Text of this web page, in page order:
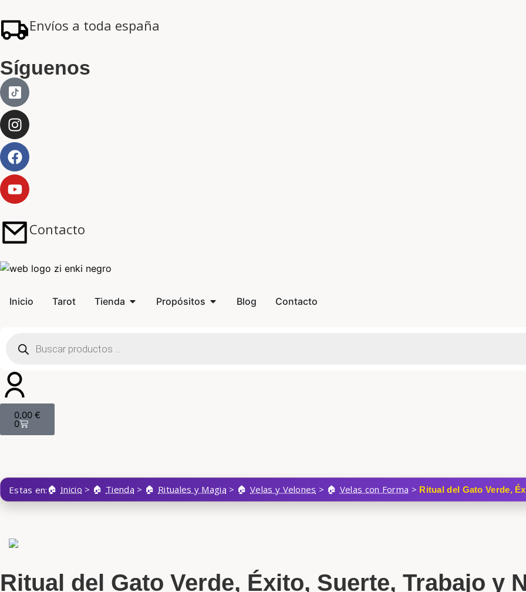
Envíos a toda españa
Síguenos
Contacto
Inicio Tarot Tienda Propósitos Blog Contacto
0,00 €
0
Estas en: Inicio > Tienda > Rituales y Magia > Velas y Velones > Velas con Forma > Ritual del Gato Verde,
Ritual del Gato Verde, Éxito, Suerte, Trabajo y